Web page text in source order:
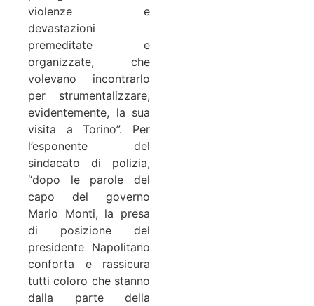
violenze e
devastazioni
premeditate e
organizzate, che
volevano incontrarlo
per strumentalizzare,
evidentemente, la sua
visita a Torino”. Per
l’esponente del
sindacato di polizia,
“dopo le parole del
capo del governo
Mario Monti, la presa
di posizione del
presidente Napolitano
conforta e rassicura
tutti coloro che stanno
dalla parte della